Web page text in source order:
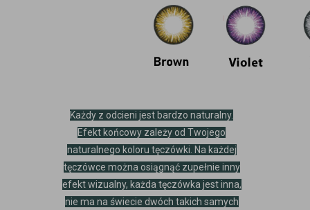
Każdy z odcieni jest bardzo naturalny.
Efekt końcowy zależy od Twojego
naturalnego koloru tęczówki. Na każdej
tęczówce można osiągnąć zupełnie inny
efekt wizualny, każda tęczówka jest inna,
nie ma na świecie dwóch takich samych